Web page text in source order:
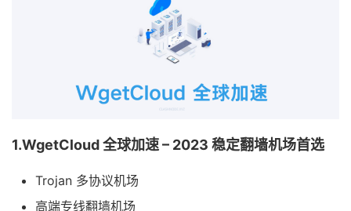
1.WgetCloud 全球加速 – 2023 稳定翻墙机场首选
Trojan 多协议机场
高端专线翻墙机场